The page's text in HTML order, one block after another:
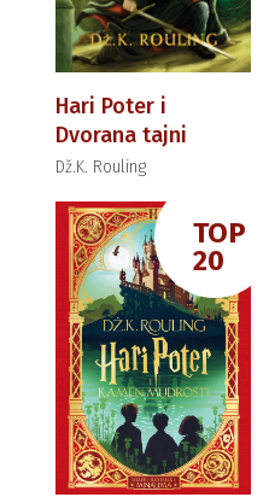
Hari Poter i
Dvorana tajni
Dž.K. Rouling
TOP
20